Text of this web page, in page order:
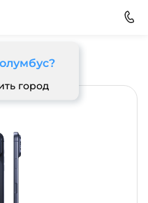
город
17 Pro